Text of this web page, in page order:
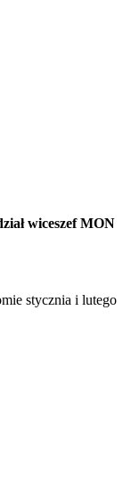
wiceszef MON
stycznia i lutego